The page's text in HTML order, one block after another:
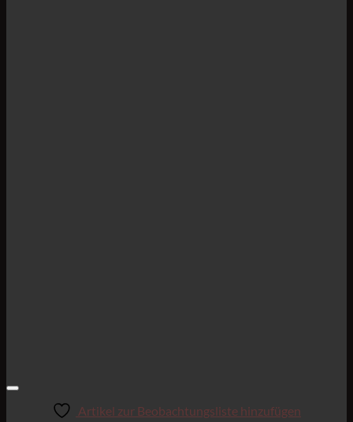
Artikel zur Beobachtungsliste hinzufügen